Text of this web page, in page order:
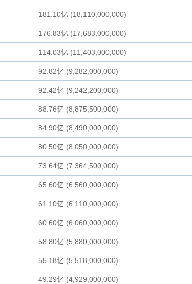
181.10亿 (18,110,000,000)
176.83亿 (17,683,000,000)
114.03亿 (11,403,000,000)
92.82亿 (9,282,000,000)
92.42亿 (9,242,200,000)
88.76亿 (8,875,500,000)
84.90亿 (8,490,000,000)
80.50亿 (8,050,000,000)
73.64亿 (7,364,500,000)
65.60亿 (6,560,000,000)
61.10亿 (6,110,000,000)
60.60亿 (6,060,000,000)
58.80亿 (5,880,000,000)
55.18亿 (5,518,000,000)
49.29亿 (4,929,000,000)